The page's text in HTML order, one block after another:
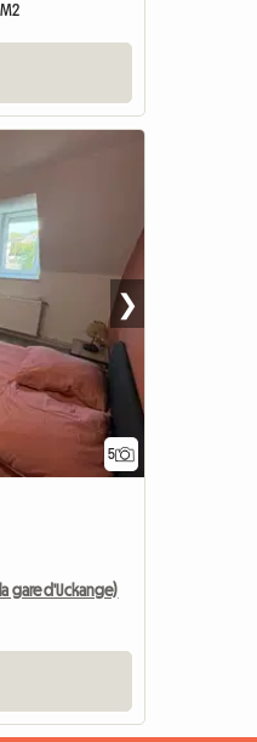
5
❯
gare d'Uckange)